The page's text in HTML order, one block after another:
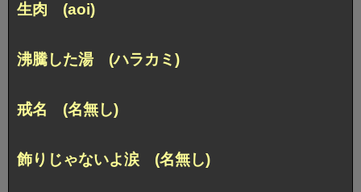
生肉 (aoi)
沸騰した湯 (ハラカミ)
戒名 (名無し)
飾りじゃないよ涙 (名無し)